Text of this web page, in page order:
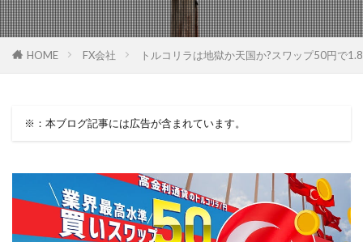
HOME FX会社 トルコリラは地獄か天国か?スワップ50円で
※：本ブログ記事には広告が含まれています。